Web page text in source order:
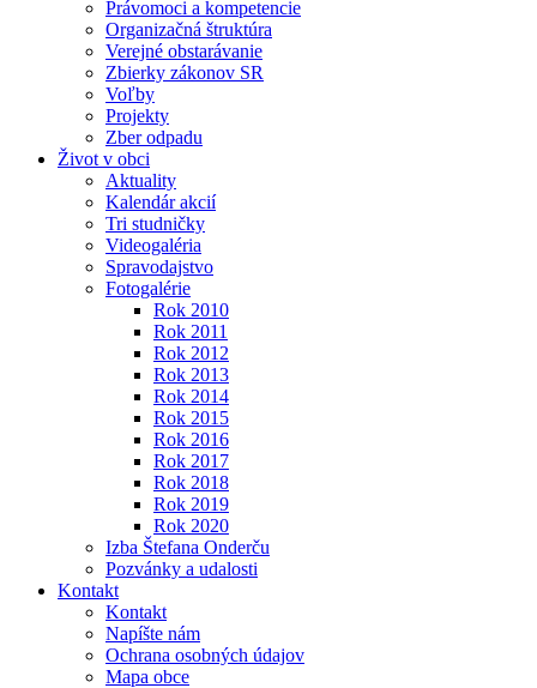
Právomoci a kompetencie
Organizačná štruktúra
Verejné obstarávanie
Zbierky zákonov SR
Voľby
Projekty
Zber odpadu
Život v obci
Aktuality
Kalendár akcií
Tri studničky
Videogaléria
Spravodajstvo
Fotogalérie
Rok 2010
Rok 2011
Rok 2012
Rok 2013
Rok 2014
Rok 2015
Rok 2016
Rok 2017
Rok 2018
Rok 2019
Rok 2020
Izba Štefana Onderču
Pozvánky a udalosti
Kontakt
Kontakt
Napíšte nám
Ochrana osobných údajov
Mapa obce